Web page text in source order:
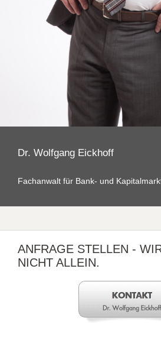
Dr. Wolfgang Eickhoff
Fachanwalt für Bank- und
ANFRAGE STELLEN -
NICHT ALLEIN.